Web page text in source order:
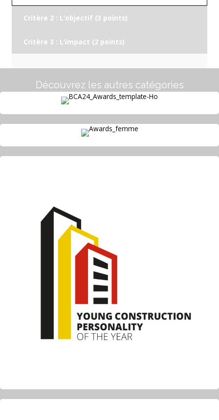
Critère 2 : L’objectif (3 points)
Critère 3 : L’impact (2 points)
Découvrez les autres catégories